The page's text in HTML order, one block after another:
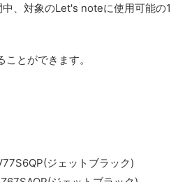
、対象のLet's noteに使用可能の
とができます。
ジェットブラック)